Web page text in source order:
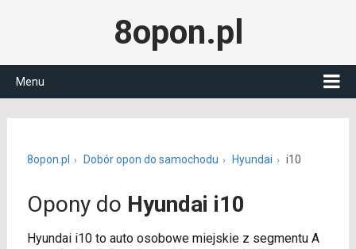
8opon.pl
Menu
8opon.pl Dobór opon do samochodu Hyundai i10
Opony do Hyundai i10
Hyundai i10 to auto osobowe miejskie z segmentu A